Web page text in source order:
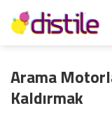
İçeriğe
atla
Arama
Kaldırmak